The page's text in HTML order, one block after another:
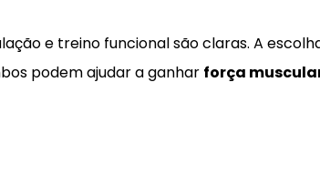
e treino funcional são claras. A
podem ajudar a ganhar força